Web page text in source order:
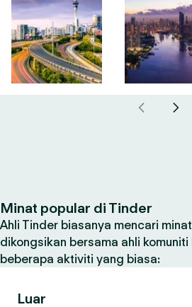
Minat popular di Tinder
Ahli Tinder biasanya mencari
dikongsikan bersama ahli
beberapa aktiviti yang biasa:
Luar